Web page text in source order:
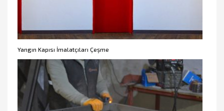
Yangın Kapısı İmalatçıları Çeşme